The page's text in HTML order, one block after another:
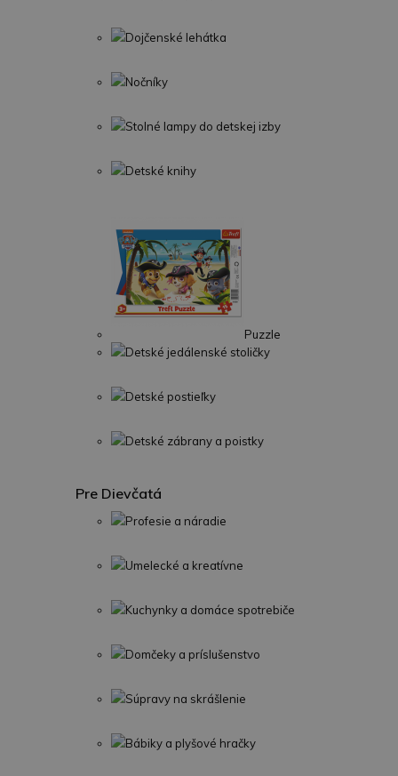
Dojčenské lehátka
Nočníky
Stolné lampy do detskej izby
Detské knihy
Puzzle
Detské jedálenské stoličky
Detské postieľky
Detské zábrany a poistky
Pre Dievčatá
Profesie a náradie
Umelecké a kreatívne
Kuchynky a domáce spotrebiče
Domčeky a príslušenstvo
Súpravy na skrášlenie
Bábiky a plyšové hračky